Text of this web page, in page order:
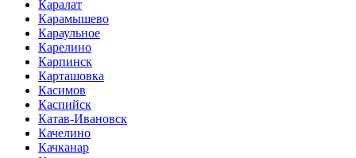
Каралат
Карамышево
Караульное
Карелино
Карпинск
Карташовка
Касимов
Каспийск
Катав-Ивановск
Качелино
Качканар